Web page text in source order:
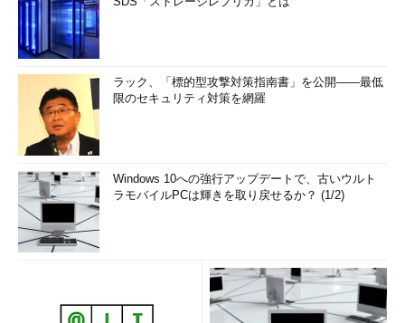
ラック、「標的型攻撃対策指南書」を公開――最低
限のセキュリティ対策を網羅
Windows 10への強行アップデートで、古いウルト
ラモバイルPCは輝きを取り戻せるか？ (1/2)